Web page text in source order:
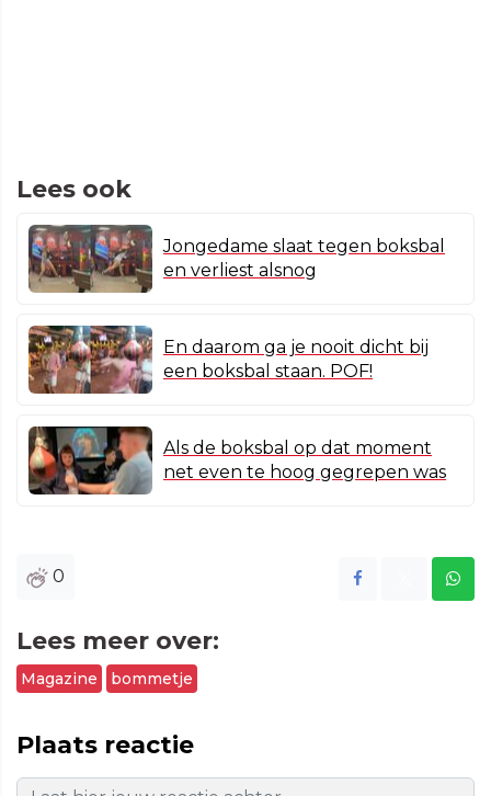
Lees ook
Jongedame slaat tegen boksbal
en verliest alsnog
En daarom ga je nooit dicht bij
een boksbal staan. POF!
Als de boksbal op dat moment
net even te hoog gegrepen was
0
Lees meer over:
Magazine bommetje
Plaats reactie